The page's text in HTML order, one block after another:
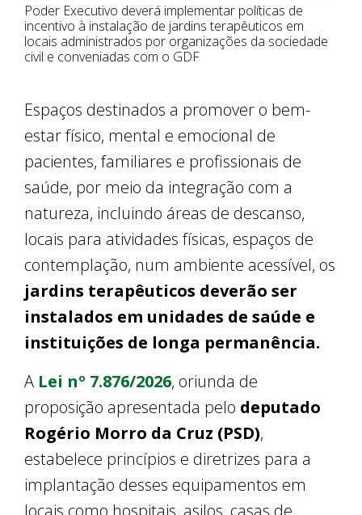
Poder Executivo deverá implementar políticas de
incentivo à instalação de jardins terapêuticos em
locais administrados por organizações da sociedade
civil e conveniadas com o GDF
Espaços destinados a promover o bem-
estar físico, mental e emocional de
pacientes, familiares e profissionais de
saúde, por meio da integração com a
natureza, incluindo áreas de descanso,
locais para atividades físicas, espaços de
contemplação, num ambiente acessível, os
jardins terapêuticos deverão ser
instalados em unidades de saúde e
instituições de longa permanência.
A Lei nº 7.876/2026, oriunda de
proposição apresentada pelo deputado
Rogério Morro da Cruz (PSD),
estabelece princípios e diretrizes para a
implantação desses equipamentos em